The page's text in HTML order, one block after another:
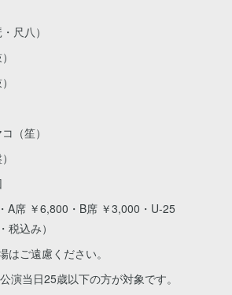
尺八）
（笙）
A席 ￥6,800・B席 ￥3,000・U-25
税込み）
ご遠慮ください。
当日25歳以下の方が対象です。